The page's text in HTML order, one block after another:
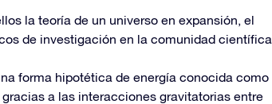
la teoría de un universo en expansión, el
de investigación en la comunidad científica
forma hipotética de energía conocida como
a las interacciones gravitatorias entre